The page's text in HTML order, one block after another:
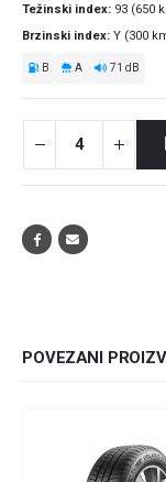
Težinski index 93 (650
Brzinski index Y (300
B A 71 dB
POVEZANI